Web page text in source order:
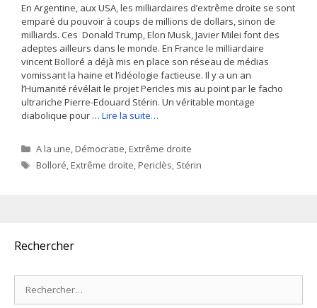
En Argentine, aux USA, les milliardaires d’extrême droite se sont
emparé du pouvoir à coups de millions de dollars, sinon de
milliards. Ces Donald Trump, Elon Musk, Javier Milei font des
adeptes ailleurs dans le monde. En France le milliardaire
vincent Bolloré a déjà mis en place son réseau de médias
vomissant la haine et l’idéologie factieuse. Il y a un an
l’Humanité révélait le projet Pericles mis au point par le facho
ultrariche Pierre-Edouard Stérin. Un véritable montage
diabolique pour … Lire la suite…
Catégories
A la une,Démocratie,Extrême droite
Étiquettes
Bolloré,Extrême droite,Periclès, Stérin
Rechercher